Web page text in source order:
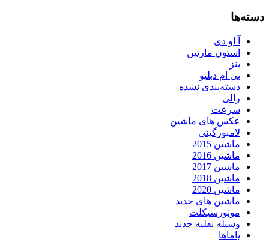
دسته‌ها
آ او دی
استون مارتین
بنز
بی ام دبلیو
دسته‌بندی نشده
رالی
سرعت
عکس های ماشین
لامبورگینی
ماشین 2015
ماشین 2016
ماشین 2017
ماشین 2018
ماشین 2020
ماشین های جدید
موتورسیکلت
وسیله نقلیه جدید
یاماها